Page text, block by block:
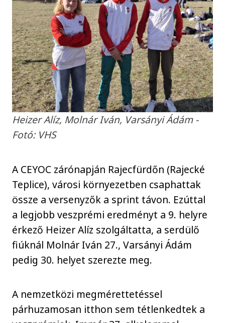
Heizer Alíz, Molnár Iván, Varsányi Ádám -
Fotó: VHS
A CEYOC zárónapján Rajecfürdőn (Rajecké
Teplice), városi környezetben csaphattak
össze a versenyzők a sprint távon. Ezúttal
a legjobb veszprémi eredményt a 9. helyre
érkező Heizer Alíz szolgáltatta, a serdülő
fiúknál Molnár Iván 27., Varsányi Ádám
pedig 30. helyet szerezte meg.
A nemzetközi megmérettetéssel
párhuzamosan itthon sem tétlenkedtek a